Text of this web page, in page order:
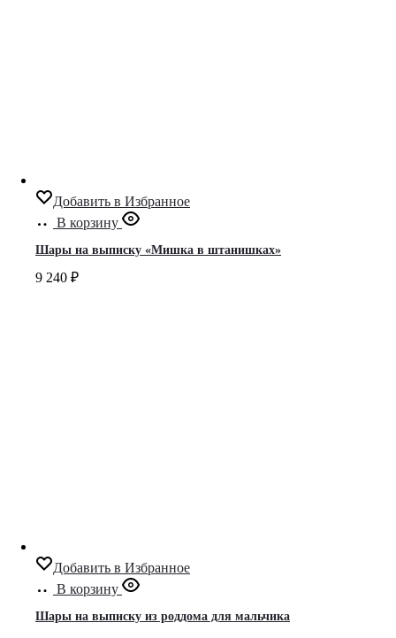
Добавить в Избранное
В корзину
Шары на выписку «Мишка в штанишках»
9 240 ₽
Добавить в Избранное
В корзину
Шары на выписку из роддома для мальчика